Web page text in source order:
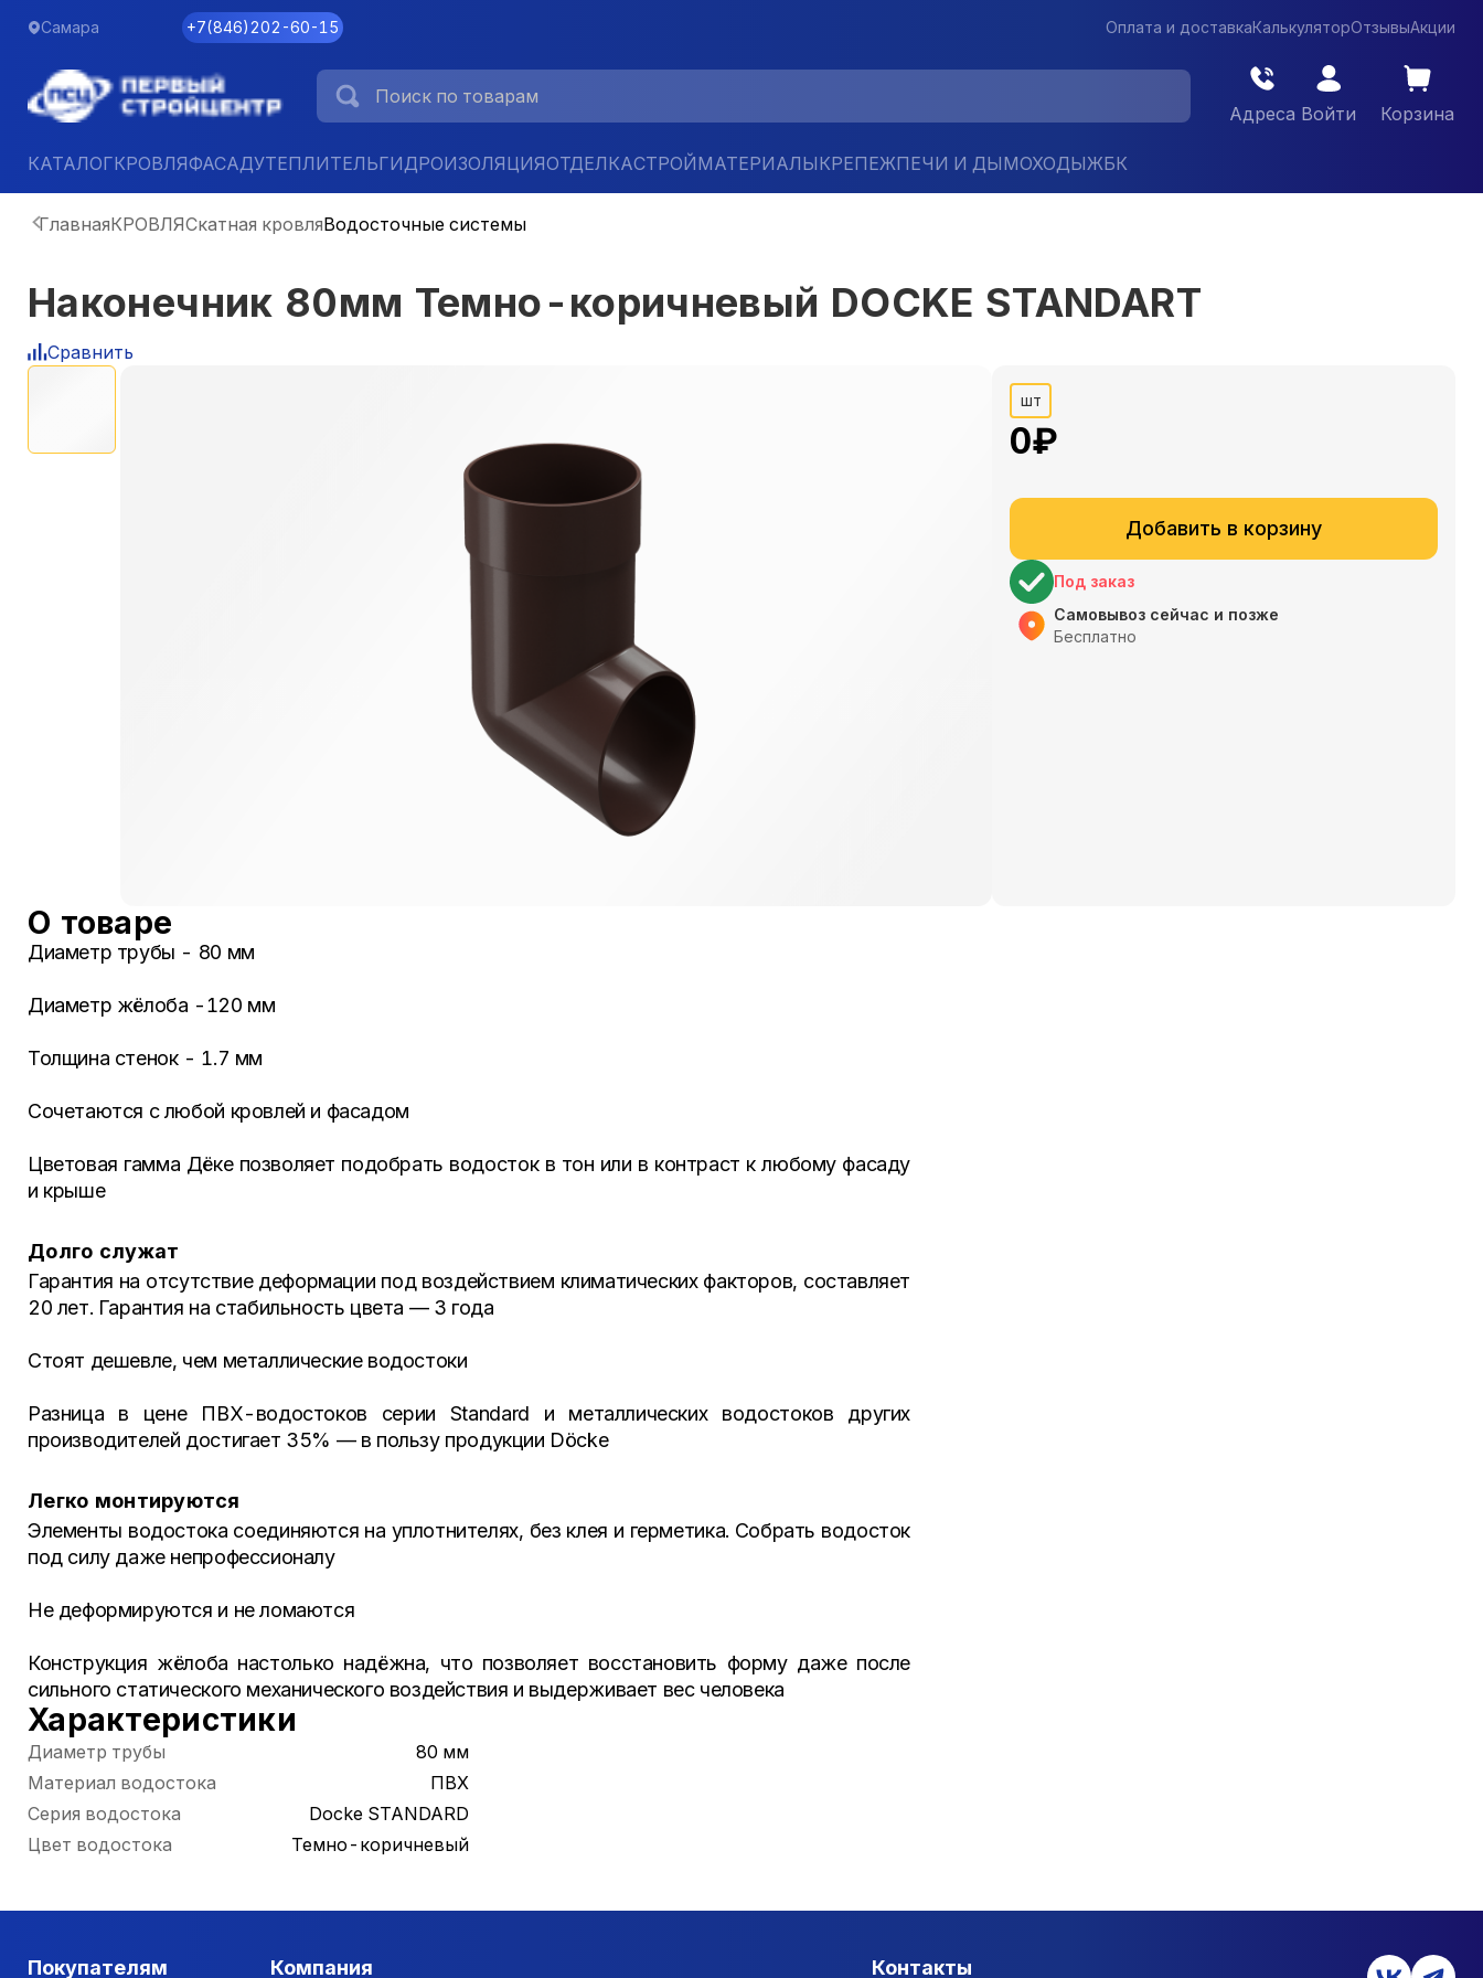
Самара +7(846)202-60-15 Оплата и доставкаКалькуляторОтзывыАкции
Адреса Войти Корзина
КАТАЛОГКРОВЛЯФАСАДУТЕПЛИТЕЛЬГИДРОИЗОЛЯЦИЯОТДЕЛКАСТРОЙМАТЕРИАЛЫКРЕПЕЖПЕЧИ И ДЫМОХОДЫЖБК
ГлавнаяКРОВЛЯСкатная кровляВодосточные системы
Наконечник 80мм Темно-коричневый DOCKE STANDART
Сравнить
шт
0₽
Добавить в корзину
Под заказ
Самовывоз сейчас и позже
Бесплатно
О товаре
Диаметр трубы - 80 мм
Диаметр жёлоба -120 мм
Толщина стенок - 1.7 мм
Сочетаются с любой кровлей и фасадом
Цветовая гамма Дёке позволяет подобрать водосток в тон или в контраст к любому фасаду
и крыше
Долго служат
Гарантия на отсутствие деформации под воздействием климатических факторов, составляет
20 лет. Гарантия на стабильность цвета — 3 года
Стоят дешевле, чем металлические водостоки
Разница в цене ПВХ-водостоков серии Standard и металлических водостоков других
производителей достигает 35% — в пользу продукции Döcke
Легко монтируются
Элементы водостока соединяются на уплотнителях, без клея и герметика. Собрать водосток
под силу даже непрофессионалу
Не деформируются и не ломаются
Конструкция жёлоба настолько надёжна, что позволяет восстановить форму даже после
сильного статического механического воздействия и выдерживает вес человека
Характеристики
Диаметр трубы
80 мм
Материал водостока
ПВХ
Серия водостока
Docke STANDARD
Цвет водостока
Темно-коричневый
Покупателям Компания Контакты